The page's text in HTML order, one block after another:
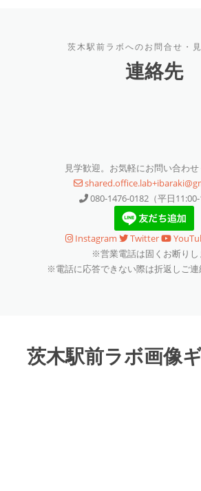
茨木駅前ラボへのお問合せ・
連絡先
見学歓迎。お気軽にお問い合わせ
080-1476-0182（平日11:00-
Instagram Twitter
※営業電話は固くお断りし
※電話に応答できない際は折返しご
茨木駅前ラボ画像